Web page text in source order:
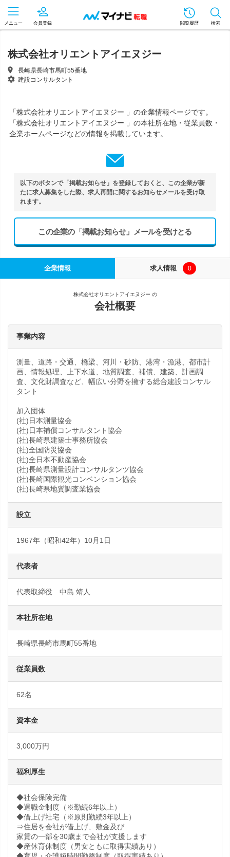
メニュー 会員登録 閲覧履歴 検索
株式会社オリエントアイエヌジー
長崎県長崎市馬町55番地
建設コンサルタント
「株式会社オリエントアイエヌジー 」の企業情報ページです。
「株式会社オリエントアイエヌジー 」の本社所在地・従業員数・
企業ホームページなどの情報を掲載しています。
以下のボタンで「掲載お知らせ」を登録しておくと、この企業が新
たに求人募集をした際、求人再開に関するお知らせメールを受け取
れます。
この企業の「掲載お知らせ」メールを受けとる
企業情報 求人情報 0
株式会社オリエントアイエヌジー の
会社概要
事業内容
測量、道路・交通、橋梁、河川・砂防、港湾・漁港、都市計
画、情報処理、上下水道、地質調査、補償、建築、計画調
査、文化財調査など、幅広い分野を擁する総合建設コンサル
タント
加入団体
(社)日本測量協会
(社)日本補償コンサルタント協会
(社)長崎県建築士事務所協会
(社)全国防災協会
(社)全日本不動産協会
(社)長崎県測量設計コンサルタンツ協会
(社)長崎国際観光コンベンション協会
(社)長崎県地質調査業協会
設立
1967年（昭和42年）10月1日
代表者
代表取締役 中島 靖人
本社所在地
長崎県長崎市馬町55番地
従業員数
62名
資本金
3,000万円
福利厚生
◆社会保険完備
◆退職金制度（※勤続6年以上）
◆借上げ社宅（※原則勤続3年以上）
⇒住居を会社が借上げ、敷金及び
家賃の一部を30歳まで会社が支援します
◆産休育休制度（男女ともに取得実績あり）